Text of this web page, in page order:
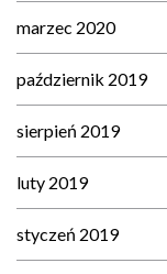
marzec 2020
październik 2019
sierpień 2019
luty 2019
styczeń 2019